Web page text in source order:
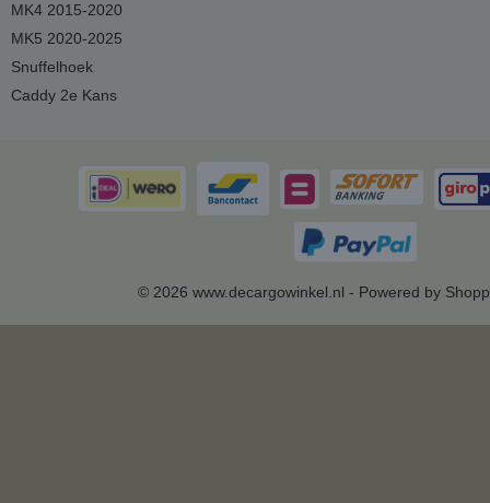
MK4 2015-2020
MK5 2020-2025
Snuffelhoek
Caddy 2e Kans
© 2026 www.decargowinkel.nl - Powered by